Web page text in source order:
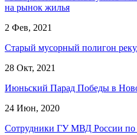
на рынок жилья
2 Фев, 2021
Старый мусорный полигон
28 Окт, 2021
Июньский Парад Победы в
24 Июн, 2020
Сотрудники ГУ МВД России по